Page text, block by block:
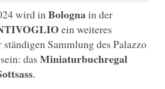
wird in Bolognain der
ein weiteres
ständigen Sammlung des Palazzo
das Miniaturbuchregal
.